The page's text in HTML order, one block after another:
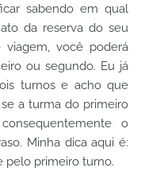
sabendo em qual
da reserva do seu
você poderá
ou segundo. Eu já
turnos e acho que
a turma do primeiro
o
Minha dica aqui é:
pelo primeiro turno.